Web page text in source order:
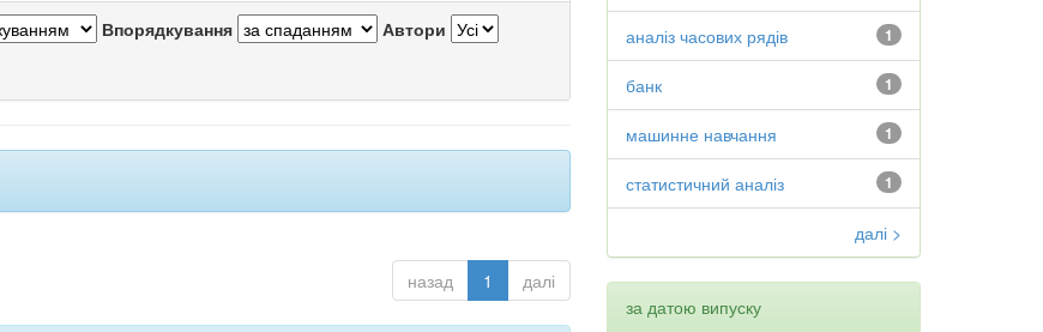
Впорядкування Автори
назад 1 далі
1
аналіз часових рядів
1
банк
1
машинне навчання
1
статистичний аналіз
далі >
за датою випуску